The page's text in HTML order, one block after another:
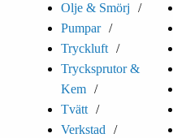
Olje & Smörj
Pumpar
Tryckluft
Trycksprutor &
Kem
Tvätt
Verkstad